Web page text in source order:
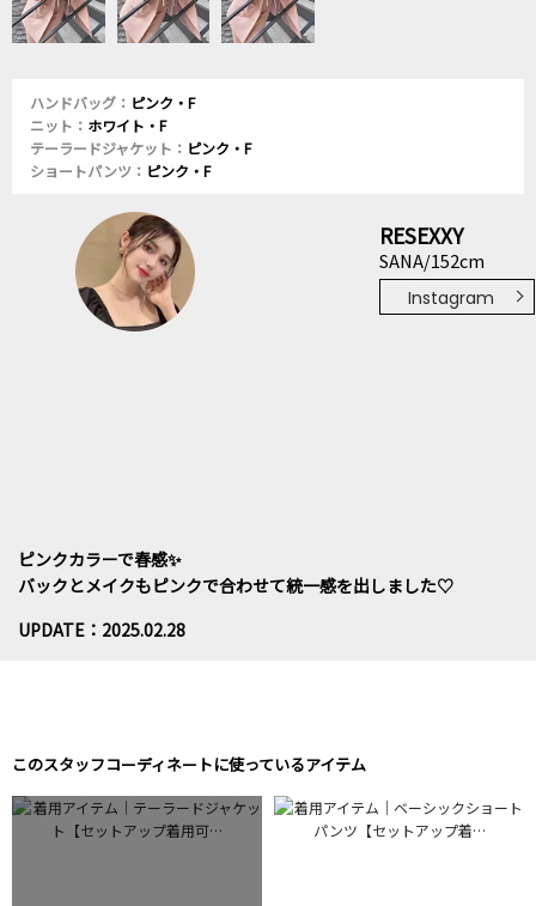
ハンドバッグ： ピンク・F
ニット： ホワイト・F
テーラードジャケット： ピンク・F
ショートパンツ： ピンク・F
RESEXXY
SANA/152cm
Instagram
ピンクカラーで春感✨
バックとメイクもピンクで合わせて統一感を出しました♡
UPDATE：2025.02.28
このスタッフコーディネートに使っているアイテム